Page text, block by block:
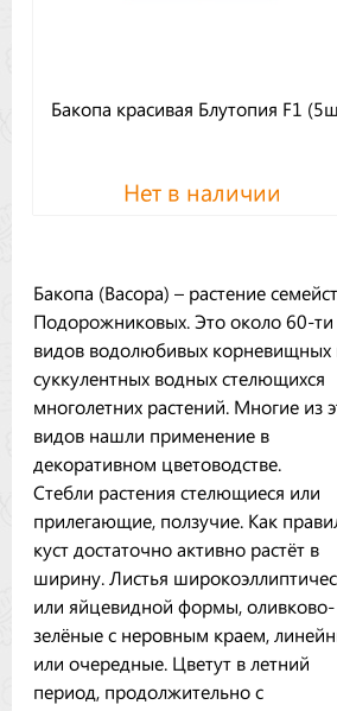
Бакопа красивая Блутопия F1
Нет в наличии
Бакопа (Bacopa) – растение
Подорожниковых. Это около 60-ти
видов водолюбивых корневищных
суккулентных водных стелющихся
многолетних растений. Многие из
видов нашли применение в
декоративном цветоводстве.
Стебли растения стелющиеся или
прилегающие, ползучие. Как
куст достаточно активно растёт в
ширину. Листья
или яйцевидной формы, оливково-
зелёные с неровным краем,
или очередные. Цветут в летний
период, продолжительно с